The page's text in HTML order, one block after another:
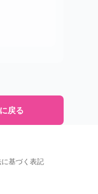
戻る
基づく表記